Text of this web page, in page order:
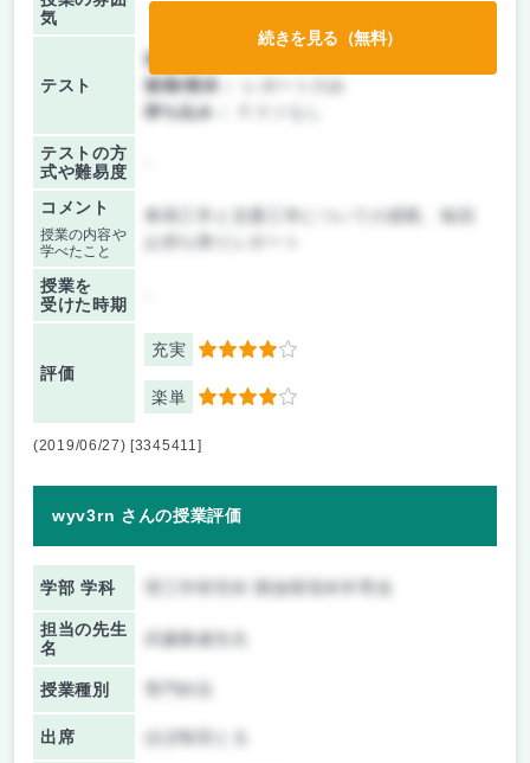
気
テスト
前期/中間：
後期/期末：
持ち込み：
テストの方
式や難易度
コメント
授業の内容や
学べたこと
車両工学と交通工学についての授業。毎回
授業を
受けた時期
評価
充実 4
楽単 4
続きを見る（無料）
(2019/06/27) [3345411]
wyv3rn さんの授業評価
学部 学科 理工学研究科 開放環境科学専攻
担当の先生
名
武藤雅威先生
授業種別
出席 ほぼ毎回とる